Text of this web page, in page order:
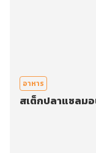
อาหาร
สเต็กปลาแซลมอ